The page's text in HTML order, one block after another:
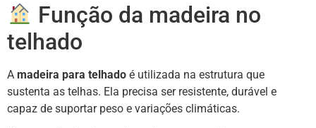
Função da madeira no
telhado
A madeira para telhado é utilizada na estrutura que
sustenta as telhas. Ela precisa ser resistente, durável e
capaz de suportar peso e variações climáticas.